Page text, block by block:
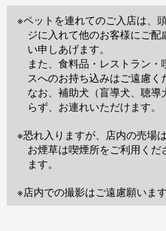
※ペットを連れてのご入店は、
ジに入れて他のお客様にご
い申しあげます。
また、食料品・レストラン
スへのお持ち込みはご遠慮く
なお、補助犬（盲導犬、聴
らず、お連れいただけます。
※恐れ入りますが、店内の売場
お煙草は喫煙所をご利用く
ます。
※店内での撮影はご遠慮願います